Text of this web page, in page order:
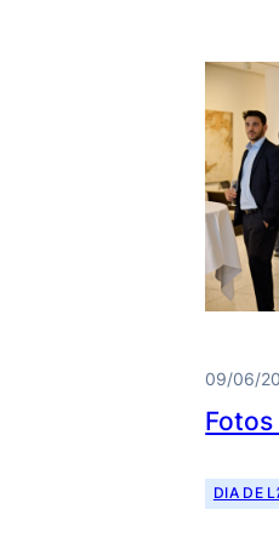
09/06/
Fotos
DIA DE